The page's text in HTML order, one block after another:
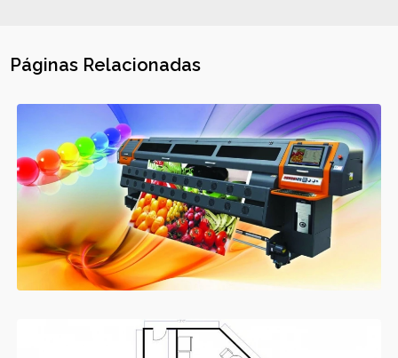
Páginas Relacionadas